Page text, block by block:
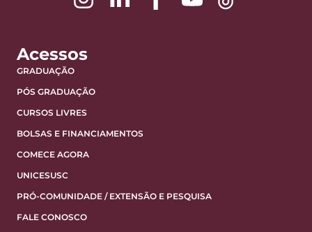
Acessos
GRADUAÇÃO
PÓS GRADUAÇÃO
CURSOS LIVRES
BOLSAS E FINANCIAMENTOS
COMECE AGORA
UNICESUSC
PRÓ-COMUNIDADE / EXTENSÃO E PESQUISA
FALE CONOSCO